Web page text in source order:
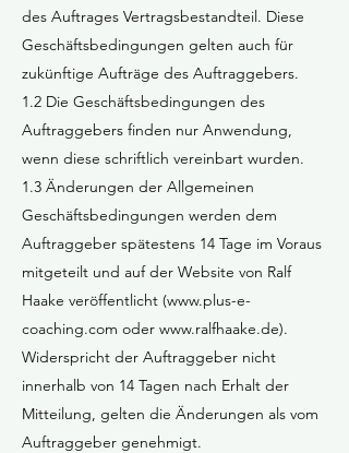
des Auftrages Vertragsbestandteil. Diese
Geschäftsbedingungen gelten auch für
zukünftige Aufträge des Auftraggebers.
1.2 Die Geschäftsbedingungen des
Auftraggebers finden nur Anwendung,
wenn diese schriftlich vereinbart wurden.
1.3 Änderungen der Allgemeinen
Geschäftsbedingungen werden dem
Auftraggeber spätestens 14 Tage im Voraus
mitgeteilt und auf der Website von Ralf
Haake veröffentlicht (www.plus-e-
coaching.com oder www.ralfhaake.de).
Widerspricht der Auftraggeber nicht
innerhalb von 14 Tagen nach Erhalt der
Mitteilung, gelten die Änderungen als vom
Auftraggeber genehmigt.